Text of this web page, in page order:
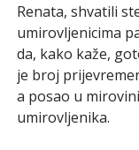
Renata, shvatili
umirovljenicima
da, kako kaže,
je broj
a posao u
umirovljenika.